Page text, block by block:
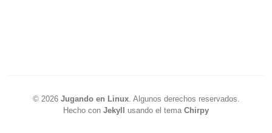
© 2026 Jugando en Linux. Algunos derechos reservados.
Hecho con Jekyll usando el tema Chirpy